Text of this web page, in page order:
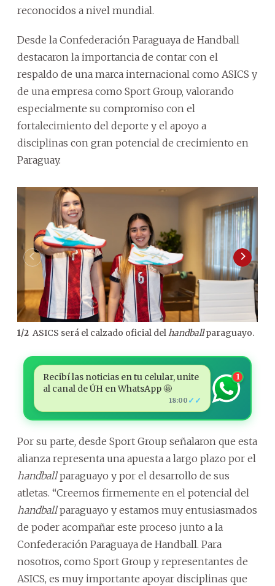
reconocidos a nivel mundial.
Desde la Confederación Paraguaya de Handball
destacaron la importancia de contar con el
respaldo de una marca internacional como ASICS y
de una empresa como Sport Group, valorando
especialmente su compromiso con el
fortalecimiento del deporte y el apoyo a
disciplinas con gran potencial de crecimiento en
Paraguay.
1/2 ASICS será el calzado oficial delhandballparaguayo.
Recibí las noticias en tu celular, unite
al canal de ÚH en WhatsApp 🤩
18:00 ✓✓
1
Por su parte, desde Sport Group señalaron que esta
alianza representa una apuesta a largo plazo por el
handballparaguayo y por el desarrollo de sus
atletas. “Creemos firmemente en el potencial del
handballparaguayo y estamos muy entusiasmados
de poder acompañar este proceso junto a la
Confederación Paraguaya de Handball. Para
nosotros, como Sport Group y representantes de
ASICS, es muy importante apoyar disciplinas que